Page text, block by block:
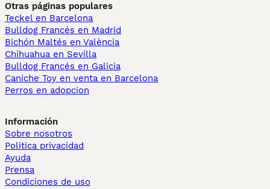
Otras páginas populares
Teckel en Barcelona
Bulldog Francés en Madrid
Bichón Maltés en València
Chihuahua en Sevilla
Bulldog Francés en Galicia
Caniche Toy en venta en Barcelona
Perros en adopcion
Información
Sobre nosotros
Politica privacidad
Ayuda
Prensa
Condiciones de uso